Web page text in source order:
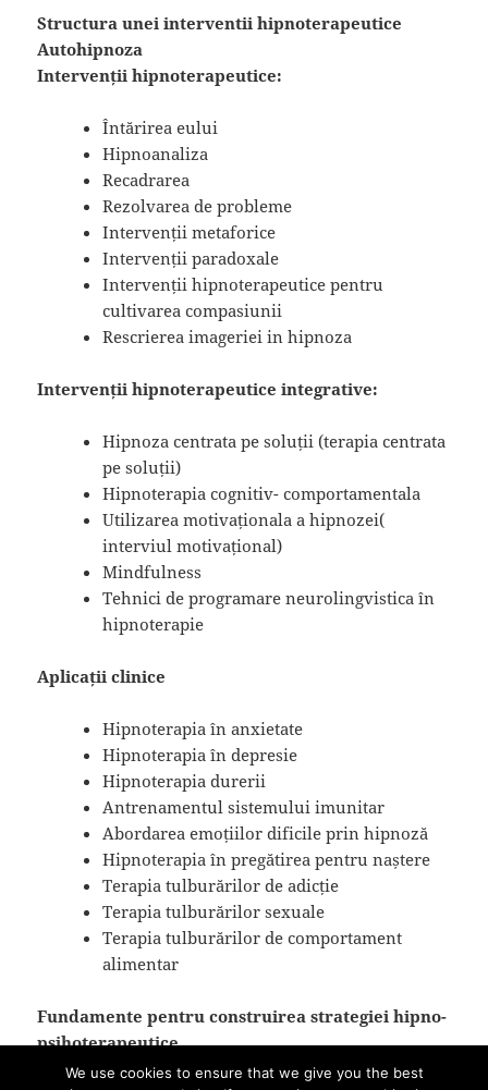
Structura unei interventii hipnoterapeutice
Autohipnoza
Intervenții hipnoterapeutice:
Întărirea eului
Hipnoanaliza
Recadrarea
Rezolvarea de probleme
Intervenții metaforice
Intervenții paradoxale
Intervenții hipnoterapeutice pentru
cultivarea compasiunii
Rescrierea imageriei in hipnoza
Intervenții hipnoterapeutice integrative:
Hipnoza centrata pe soluții (terapia centrata
pe soluții)
Hipnoterapia cognitiv- comportamentala
Utilizarea motivaționala a hipnozei(
interviul motivațional)
Mindfulness
Tehnici de programare neurolingvistica în
hipnoterapie
Aplicații clinice
Hipnoterapia în anxietate
Hipnoterapia în depresie
Hipnoterapia durerii
Antrenamentul sistemului imunitar
Abordarea emoțiilor dificile prin hipnoză
Hipnoterapia în pregătirea pentru naștere
Terapia tulburărilor de adicție
Terapia tulburărilor sexuale
Terapia tulburărilor de comportament
alimentar
Fundamente pentru construirea strategiei hipno-
psihoterapeutice
Etica și responsabilitate în hipnoterapie
We use cookies to ensure that we give you the best